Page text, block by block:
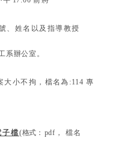
、姓名以及指導教授
系辦公室。
大小不拘，檔名為 :114 專
子檔(格式： pdf ， 檔名